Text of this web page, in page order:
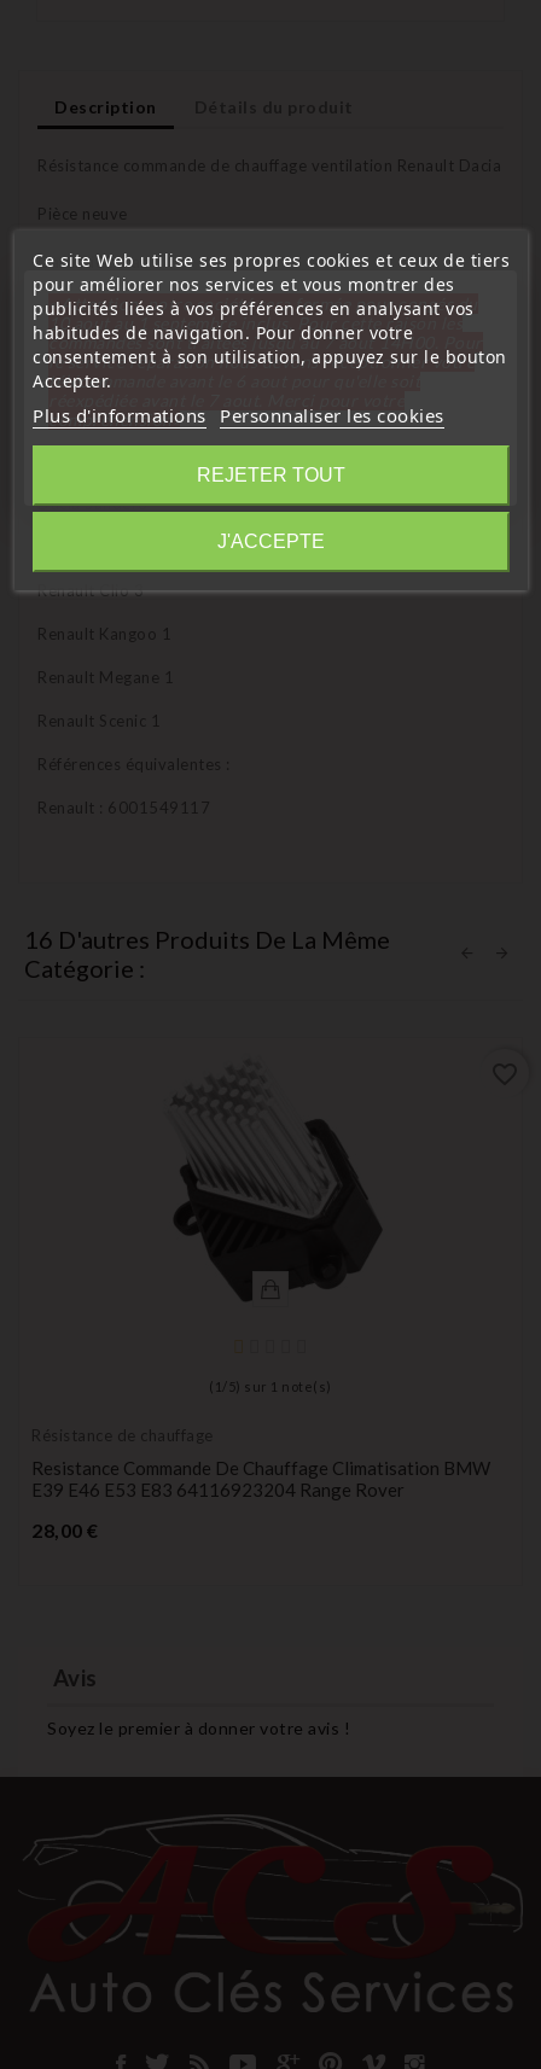
Description
Résistance commande de chauffage ventilation Renault Dacia
Pièce neuve
Garantie : 1 an
Nombre de pôle : 2
Compatible avec les véhicules suivants :
Dacia Duster
Dacia Sandero
Renault Clio 3
Renault Kangoo 1
Renault Megane 1
Renault Scenic 1
Références équivalentes :
Renault : 6001549117
16 D'autres Produits De La Même
Catégorie :
( 1 / 5) sur 1 note(s)
Résistance de chauffage
Resistance Commande De Chauffage Climatisation BMW
E39 E46 E53 E83 64116923204 Range Rover
28,00 €
Avis
Soyez le premier à donner votre avis !
Ce site Web utilise ses propres cookies et ceux de tiers
pour améliorer nos services et vous montrer des
publicités liées à vos préférences en analysant vos
habitudes de navigation. Pour donner votre
consentement à son utilisation, appuyez sur le bouton
Accepter.
Plus d'informations Personnaliser les cookies
REJETER TOUT
J'ACCEPTE
« Attention, notre société sera fermée pour congés du
10 aout au 1 septembre inclus. Pour cette raison les
commandes sont traitées jusqu'au 7 aout 14H00. Pour
le service réparation nous devons réceptionner votre
télécommande avant le 6 aout pour qu'elle soit
compréhension»
Fermer
Information